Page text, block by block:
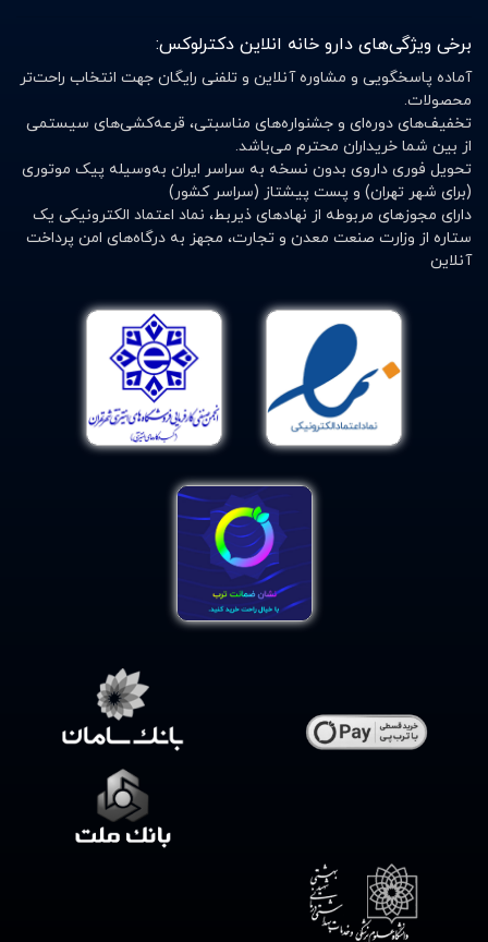
برخی ویژگی‌های دارو خانه انلاین دکترلوکس:
آماده پاسخگویی و مشاوره آنلاین و تلفنی رایگان جهت انتخاب راحت‌تر
محصولات.
تخفیف‌های دوره‌ای و جشنواره‌های مناسبتی، قرعه‌کشی‌های سیستمی
از بین شما خریداران محترم می‌باشد.
تحویل فوری داروی بدون نسخه به سراسر ایران به‌وسیله پیک موتوری
(برای شهر تهران) و پست پیشتاز (سراسر کشور)
دارای مجوزهای مربوطه از نهادهای ذیربط، نماد اعتماد الکترونیکی یک
ستاره از وزارت صنعت معدن و تجارت، مجهز به درگاه‌های امن پرداخت
آنلاین